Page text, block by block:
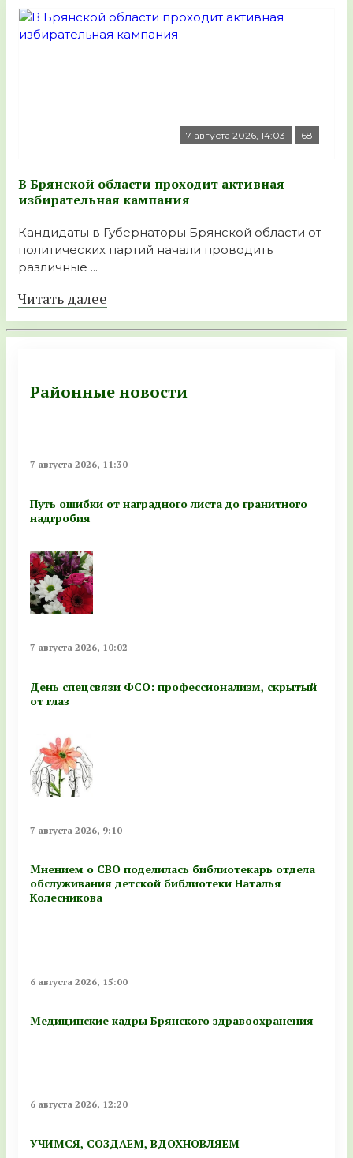
7 августа 2026, 14:03 68
В Брянской области проходит активная
избирательная кампания
Кандидаты в Губернаторы Брянской области от
политических партий начали проводить
различные ...
Читать далее
Районные новости
7 августа 2026, 11:30
Путь ошибки от наградного листа до гранитного
надгробия
7 августа 2026, 10:02
День спецсвязи ФСО: профессионализм, скрытый
от глаз
7 августа 2026, 9:10
Мнением о СВО поделилась библиотекарь отдела
обслуживания детской библиотеки Наталья
Колесникова
6 августа 2026, 15:00
Медицинские кадры Брянского здравоохранения
6 августа 2026, 12:20
УЧИМСЯ, СОЗДАЕМ, ВДОХНОВЛЯЕМ